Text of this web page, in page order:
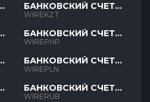
БАНКОВСКИЙ СЧЕТ
KZT
WIREKZT
БАНКОВСКИЙ СЧЕТ
PHP
WIREPHP
БАНКОВСКИЙ СЧЕТ
PLN
WIREPLN
БАНКОВСКИЙ СЧЕТ
RUB
WIRERUB